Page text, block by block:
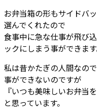
お弁当箱の形もサイドバ
選んでくれたので
食事中に急な仕事が飛び
ックにしまう事ができます
私は昔かたぎの人間なの
事ができないのですが
『いつも美味しいお弁当
と思っています。